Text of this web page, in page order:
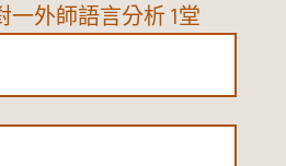
一外師語言分析 1堂